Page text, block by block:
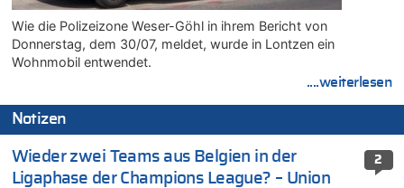
Wie die Polizeizone Weser-Göhl in ihrem Bericht von
Donnerstag, dem 30/07, meldet, wurde in Lontzen ein
Wohnmobil entwendet.
....weiterlesen
Notizen
2
Wieder zwei Teams aus Belgien in der
Ligaphase der Champions League? – Union